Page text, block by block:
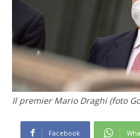
Il premier Mario Draghi (foto
Facebook